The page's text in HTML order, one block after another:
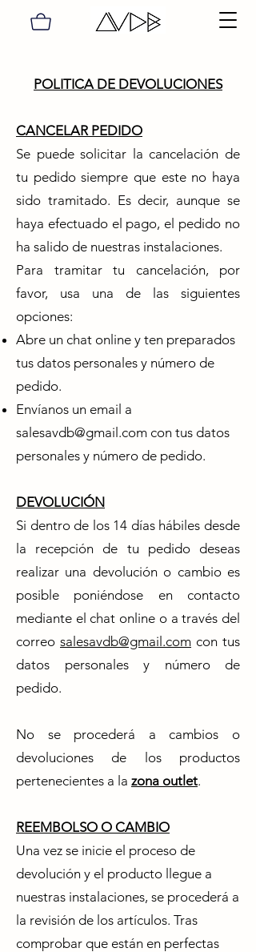
POLITICA DE DEVOLUCIONES
CANCELAR PEDIDO
Se puede solicitar la cancelación de
tu pedido siempre que este no haya
sido tramitado. Es decir, aunque se
haya efectuado el pago, el pedido no
ha salido de nuestras instalaciones.
Para tramitar tu cancelación, por
favor, usa una de las siguientes
opciones:
Abre un chat online y ten preparados
tus datos personales y número de
pedido.
Envíanos un email a
salesavdb@gmail.com con tus datos
personales y número de pedido.
DEVOLUCIÓN
Si dentro de los 14 días hábiles desde
la recepción de tu pedido deseas
realizar una devolución o cambio es
posible poniéndose en contacto
mediante el chat online o a través del
correo salesavdb@gmail.com con tus
datos personales y número de
pedido.
No se procederá a cambios o
devoluciones de los productos
pertenecientes a la zona outlet.
REEMBOLSO O CAMBIO
Una vez se inicie el proceso de
devolución y el producto llegue a
nuestras instalaciones, se procederá a
la revisión de los artículos. Tras
comprobar que están en perfectas